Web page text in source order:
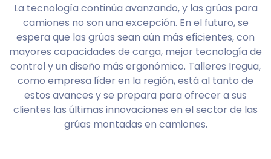
La tecnología continúa avanzando, y las grúas para
camiones no son una excepción. En el futuro, se
espera que las grúas sean aún más eficientes, con
mayores capacidades de carga, mejor tecnología de
control y un diseño más ergonómico. Talleres Iregua,
como empresa líder en la región, está al tanto de
estos avances y se prepara para ofrecer a sus
clientes las últimas innovaciones en el sector de las
grúas montadas en camiones.